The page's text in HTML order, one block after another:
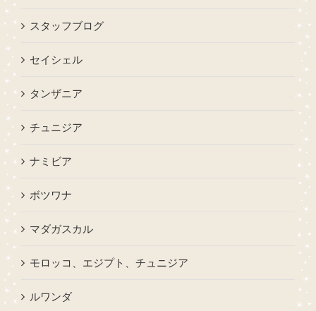
スタッフブログ
セイシェル
タンザニア
チュニジア
ナミビア
ボツワナ
マダガスカル
モロッコ、エジプト、チュニジア
ルワンダ